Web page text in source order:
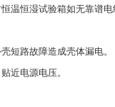
温恒湿试验箱如无靠谱
短路故障造成壳体漏电。
近电源电压。